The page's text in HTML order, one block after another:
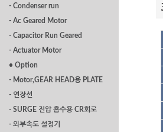
- Condenser run
- Ac Geared Motor
- Capacitor Run Geared
- Actuator Motor
• Option
- Motor,GEAR HEAD용 PLATE
- 연장선
- SURGE 전압 흡수용 CR회로
- 외부속도 설정기